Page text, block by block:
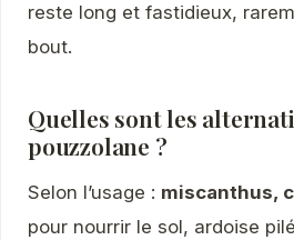
reste long et fastidieux,
bout.
Quelles sont les
pouzzolane ?
Selon l’usage : miscanthus,
pour nourrir le sol, ardoise